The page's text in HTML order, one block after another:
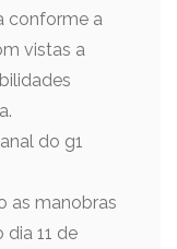
conforme a
vistas a
do g1
as manobras
11 de